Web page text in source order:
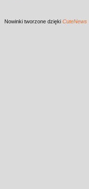
Nowinki tworzone dzięki CuteNews